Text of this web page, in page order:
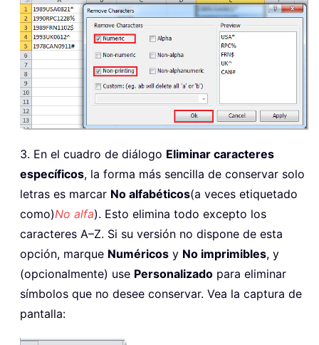
3. En el cuadro de diálogo Eliminar caracteres
específicos, la forma más sencilla de conservar solo
letras es marcar No alfabéticos(a veces etiquetado
como)No alfa). Esto elimina todo excepto los
caracteres A–Z. Si su versión no dispone de esta
opción, marque Numéricos y No imprimibles, y
(opcionalmente) use Personalizado para eliminar
símbolos que no desee conservar. Vea la captura de
pantalla: